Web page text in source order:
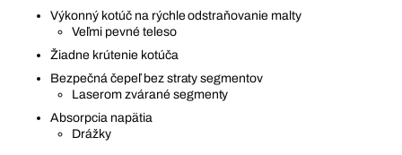
Výkonný kotúč na rýchle odstraňovanie malty
Veľmi pevné teleso
Žiadne krútenie kotúča
Bezpečná čepeľ bez straty segmentov
Laserom zvárané segmenty
Absorpcia napätia
Drážky